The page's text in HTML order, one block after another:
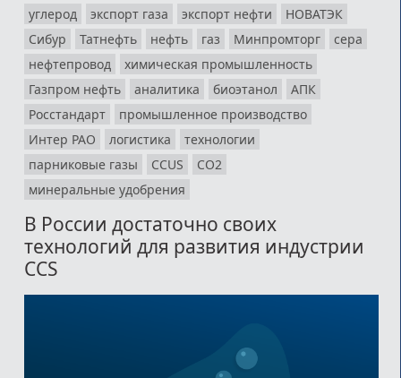
Подписка
Пользовательское соглашение
Медиакит
Контакты
углерод
экспорт газа экспорт нефти
НОВАТЭК
Сибур
Татнефть нефть газ Минпромторг
сера
нефтепровод
химическая промышленность
Газпром нефть
аналитика биоэтанол
АПК
Росстандарт
промышленное производство
Интер РАО
логистика
технологии
парниковые газы
CCUS
СО2
минеральные удобрения
В России достаточно своих
технологий для развития индустрии
CCS